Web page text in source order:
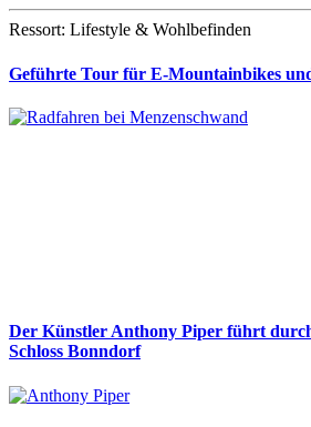
Ressort: Lifestyle & Wohlbefinden
Geführte Tour für E-Mountainbikes
Der Künstler Anthony Piper führt
Schloss Bonndorf